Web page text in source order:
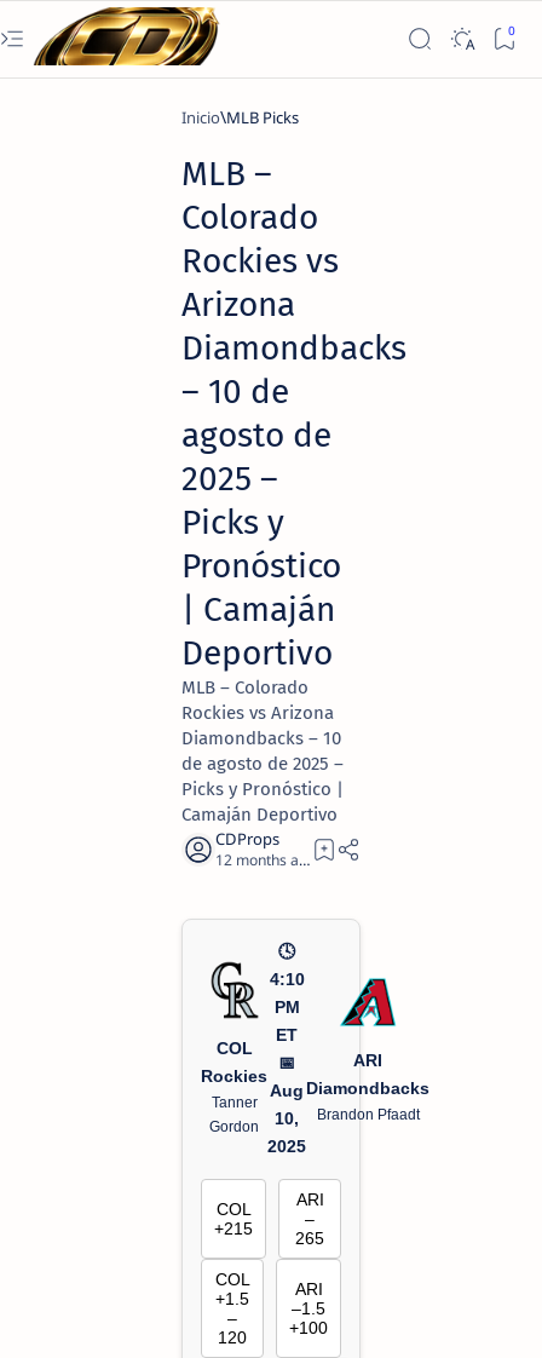
Inicio MLB Picks
MLB –
Colorado
Rockies vs
Arizona
Diamondbacks
– 10 de
agosto de
2025 –
Picks y
Pronóstico
| Camaján
Deportivo
MLB – Colorado
Rockies vs Arizona
Diamondbacks – 10
de agosto de 2025 –
Picks y Pronóstico |
Camaján Deportivo
12 months ago 2
COL
Rockies
Tanner
Gordon
🕓
4:10
PM
ET
📅
Aug
10,
2025
ARI
Diamondbacks
Brandon Pfaadt
COL
+215
ARI
–
265
COL
+1.5
–
120
ARI
–1.5
+100